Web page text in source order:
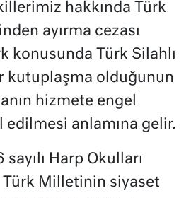
hakkında Türk
ayırma cezası
konusunda Türk Silahlı
kutuplaşma olduğunun
hizmete engel
anlamına gelir.
Harp Okulları
Türk Milletinin siyaset